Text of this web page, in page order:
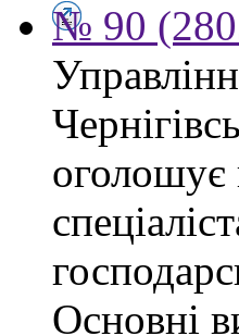
№ 90
оголошує
Основні